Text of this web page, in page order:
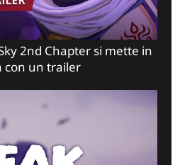
2nd Chapter si mette in
con un trailer